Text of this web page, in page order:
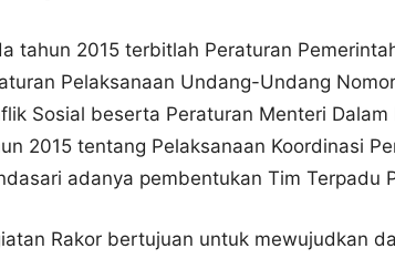
tahun 2015 terbitlah Peraturan
Pelaksanaan Undang-Undang
Sosial beserta Peraturan Menteri Dalam
2015 tentang Pelaksanaan Koordinasi
adanya pembentukan Tim Terpadu
Rakor bertujuan untuk mewujudkan